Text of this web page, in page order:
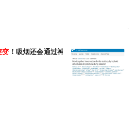
变 ！吸烟还会通过神经系统抑制抗癌免疫，